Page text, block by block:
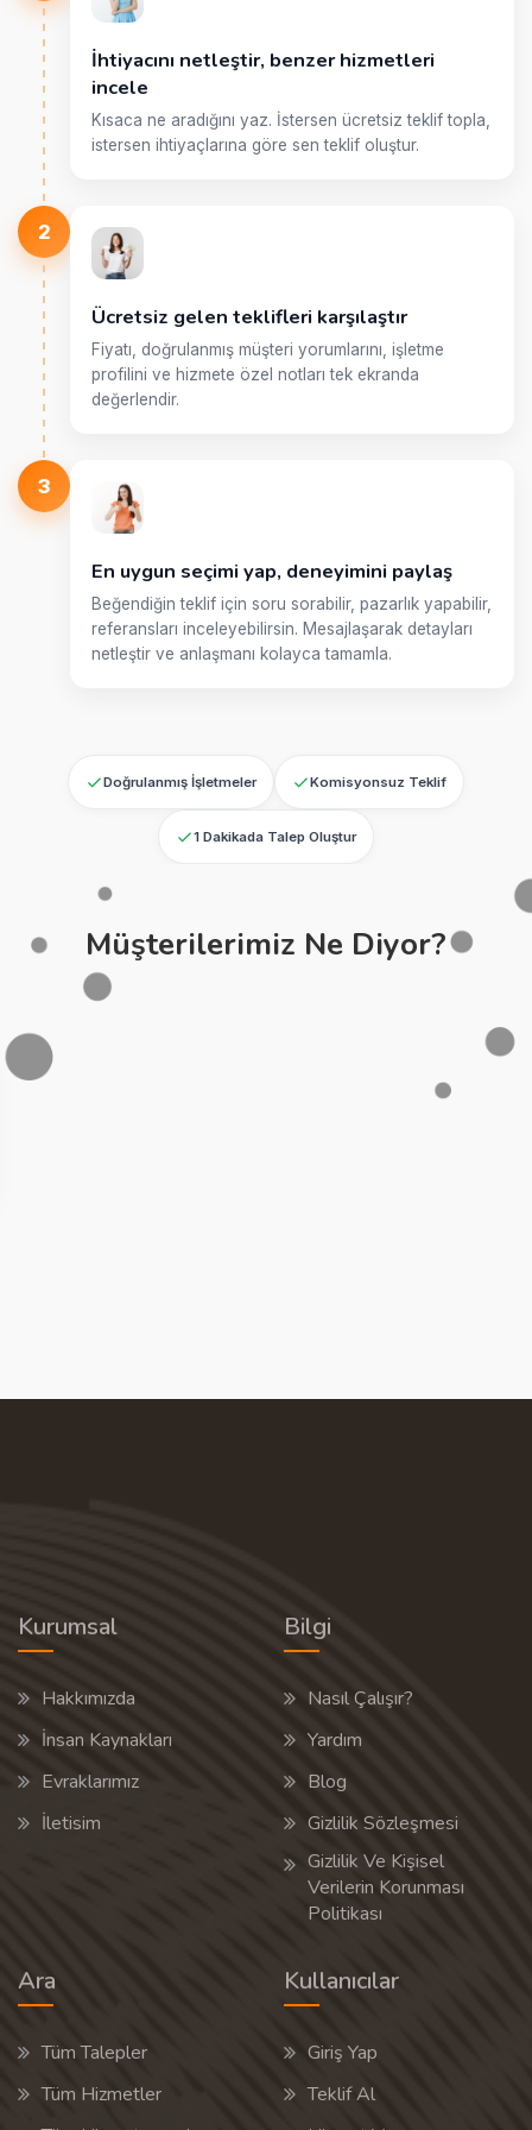
İhtiyacını netleştir, benzer hizmetleri
incele
Kısaca ne aradığını yaz. İstersen ücretsiz teklif topla,
istersen ihtiyaçlarına göre sen teklif oluştur.
2
Ücretsiz gelen teklifleri karşılaştır
Fiyatı, doğrulanmış müşteri yorumlarını, işletme
profilini ve hizmete özel notları tek ekranda
değerlendir.
3
En uygun seçimi yap, deneyimini paylaş
Beğendiğin teklif için soru sorabilir, pazarlık yapabilir,
referansları inceleyebilirsin. Mesajlaşarak detayları
netleştir ve anlaşmanı kolayca tamamla.
Doğrulanmış İşletmeler Komisyonsuz Teklif
1 Dakikada Talep Oluştur
Müşterilerimiz Ne Diyor?
Kurumsal
Hakkımızda
İnsan Kaynakları
Evraklarımız
İletisim
Bilgi
Nasıl Çalışır?
Yardım
Blog
Gizlilik Sözleşmesi
Gizlilik Ve Kişisel
Verilerin Korunması
Politikası
Ara
Tüm Talepler
Tüm Hizmetler
Kullanıcılar
Giriş Yap
Teklif Al